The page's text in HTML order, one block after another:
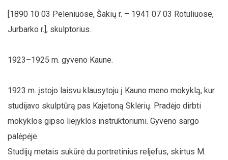
[1890 10 03 Peleniuose, Šakių r. – 1941 07 03 Rotuliuose,
Jurbarko r.], skulptorius.
1923–1925 m. gyveno Kaune.
1923 m. įstojo laisvu klausytoju į Kauno meno mokyklą, kur
studijavo skulptūrą pas Kajetoną Sklėrių. Pradėjo dirbti
mokyklos gipso liejyklos instruktoriumi. Gyveno sargo
palėpėje.
Studijų metais sukūrė du portretinius reljefus, skirtus M.